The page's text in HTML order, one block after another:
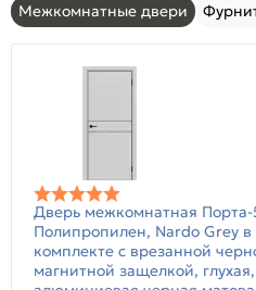
Межкомнатные двери
Дверь межкомнатная Порта-
Полипропилен, Nardo Grey в
комплекте с врезанной
магнитной защелкой,